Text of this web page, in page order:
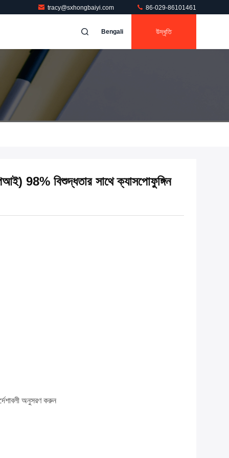
tracy@sxhongbaiyi.com 86-029-86101461
Bengali উদ্ধৃতি
98% বিশুদ্ধতার সাথে ক্যাসপোফুঙ্গিন
অনুসরণ করুন